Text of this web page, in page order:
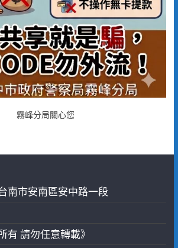
霧峰分局關心您
南市安南區安中路一段
有 請勿任意轉載》